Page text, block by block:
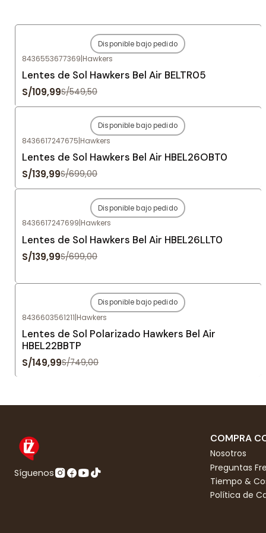
Agotado
Disponible bajo pedido
8436553677369|Hawkers
Lentes de Sol Hawkers Bel Air BELTR05
S/109,99S/549,50
Agotado
Disponible bajo pedido
8436617247675|Hawkers
Lentes de Sol Hawkers Bel Air HBEL26OBT0
S/139,99S/699,00
Agotado
Disponible bajo pedido
8436617247699|Hawkers
Lentes de Sol Hawkers Bel Air HBEL26LLT0
S/139,99S/699,00
Agotado
Disponible bajo pedido
8436603561211|Hawkers
Lentes de Sol Polarizado Hawkers Bel Air
HBEL22BBTP
S/149,99S/749,00
Síguenos
COMPRA
Nosotros
Preguntas
Tiempo &
Política de